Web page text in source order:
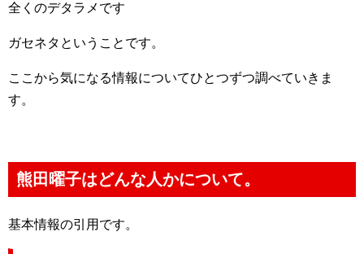
全くのデタラメです
ガセネタということです。
ここから気になる情報についてひとつずつ調べていきま
す。
熊田曜子はどんな人かについて。
基本情報の引用です。